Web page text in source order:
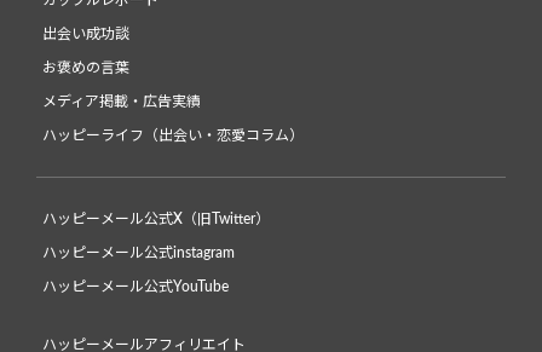
出会い成功談
お褒めの言葉
メディア掲載・広告実績
ハッピーライフ（出会い・恋愛コラム）
ハッピーメール公式X（旧Twitter）
ハッピーメール公式instagram
ハッピーメール公式YouTube
ハッピーメールアフィリエイト